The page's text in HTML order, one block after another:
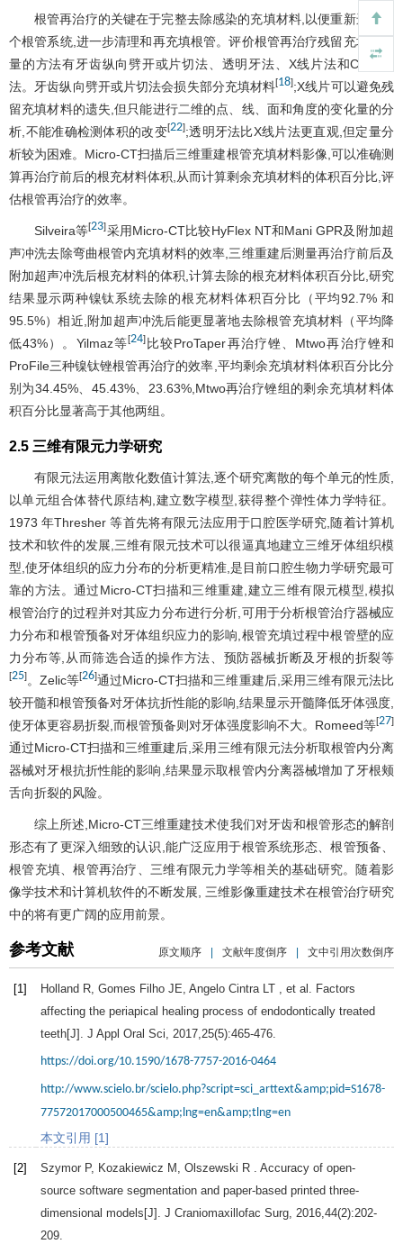
根管再治疗的关键在于完整去除感染的充填材料,以便重新进入整
个根管系统,进一步清理和再充填根管。评价根管再治疗残留充填材料
量的方法有牙齿纵向劈开或片切法、透明牙法、X线片法和CT扫描
法。牙齿纵向劈开或片切法会损失部分充填材料[18];X线片可以避免残
留充填材料的遗失,但只能进行二维的点、线、面和角度的变化量的分
析,不能准确检测体积的改变[22];透明牙法比X线片法更直观,但定量分
析较为困难。Micro-CT扫描后三维重建根管充填材料影像,可以准确测
算再治疗前后的根充材料体积,从而计算剩余充填材料的体积百分比,评
估根管再治疗的效率。
Silveira等[23]采用Micro-CT比较HyFlex NT和Mani GPR及附加超
声冲洗去除弯曲根管内充填材料的效率,三维重建后测量再治疗前后及
附加超声冲洗后根充材料的体积,计算去除的根充材料体积百分比,研究
结果显示两种镍钛系统去除的根充材料体积百分比（平均92.7% 和
95.5%）相近,附加超声冲洗后能更显著地去除根管充填材料（平均降
低43%）。Yilmaz等[24]比较ProTaper再治疗锉、Mtwo再治疗锉和
ProFile三种镍钛锉根管再治疗的效率,平均剩余充填材料体积百分比分
别为34.45%、45.43%、23.63%,Mtwo再治疗锉组的剩余充填材料体
积百分比显著高于其他两组。
2.5 三维有限元力学研究
有限元法运用离散化数值计算法,逐个研究离散的每个单元的性质,
以单元组合体替代原结构,建立数字模型,获得整个弹性体力学特征。
1973 年Thresher 等首先将有限元法应用于口腔医学研究,随着计算机
技术和软件的发展,三维有限元技术可以很逼真地建立三维牙体组织模
型,使牙体组织的应力分布的分析更精准,是目前口腔生物力学研究最可
靠的方法。通过Micro-CT扫描和三维重建,建立三维有限元模型,模拟
根管治疗的过程并对其应力分布进行分析,可用于分析根管治疗器械应
力分布和根管预备对牙体组织应力的影响,根管充填过程中根管壁的应
力分布等,从而筛选合适的操作方法、预防器械折断及牙根的折裂等
[25] 。Zelic等[26]通过Micro-CT扫描和三维重建后,采用三维有限元法比
较开髓和根管预备对牙体抗折性能的影响,结果显示开髓降低牙体强度,
使牙体更容易折裂,而根管预备则对牙体强度影响不大。Romeed等[27]
通过Micro-CT扫描和三维重建后,采用三维有限元法分析取根管内分离
器械对牙根抗折性能的影响,结果显示取根管内分离器械增加了牙根颊
舌向折裂的风险。
综上所述,Micro-CT三维重建技术使我们对牙齿和根管形态的解剖
形态有了更深入细致的认识,能广泛应用于根管系统形态、根管预备、
根管充填、根管再治疗、三维有限元力学等相关的基础研究。随着影
像学技术和计算机软件的不断发展, 三维影像重建技术在根管治疗研究
中的将有更广阔的应用前景。
参考文献 原文顺序 | 文献年度倒序 | 文中引用次数倒序
[1] Holland R Gomes Filho JE Angelo Cintra LT , et al. Factors
affecting the periapical healing process of endodontically treated
teeth[J]. J Appl Oral Sci 2017 25(5):465-476.
https://doi.org/10.1590/1678-7757-2016-0464
http://www.scielo.br/scielo.php?script=sci_arttext&amp;pid=S1678-
77572017000500465&amp;lng=en&amp;tlng=en
本文引用 [1]
[2] Szymor P, Kozakiewicz M Olszewski R . Accuracy of open-
source software segmentation and paper-based printed three-
dimensional models[J]. J Craniomaxillofac Surg 2016 44(2):202-
209.